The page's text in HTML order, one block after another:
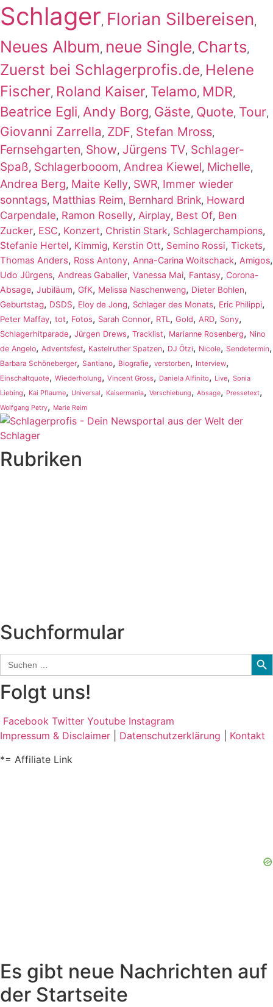
Schlager, Florian Silbereisen,
Neues Album, neue Single, Charts,
Zuerst bei Schlagerprofis.de, Helene
Fischer, Roland Kaiser, Telamo, MDR,
Beatrice Egli, Andy Borg, Gäste, Quote, Tour,
Giovanni Zarrella, ZDF, Stefan Mross,
Fernsehgarten, Show, Jürgens TV, Schlager-
Spaß, Schlagerbooom, Andrea Kiewel, Michelle,
Andrea Berg, Maite Kelly, SWR, Immer wieder
sonntags, Matthias Reim, Bernhard Brink, Howard
Carpendale, Ramon Roselly, Airplay, Best Of, Ben
Zucker, ESC, Konzert, Christin Stark, Schlagerchampions,
Stefanie Hertel, Kimmig, Kerstin Ott, Semino Rossi, Tickets,
Thomas Anders, Ross Antony, Anna-Carina Woitschack, Amigos,
Udo Jürgens, Andreas Gabalier, Vanessa Mai, Fantasy, Corona-
Absage, Jubiläum, GfK, Melissa Naschenweng, Dieter Bohlen,
Geburtstag, DSDS, Eloy de Jong, Schlager des Monats, Eric Philippi,
Peter Maffay, tot, Fotos, Sarah Connor, RTL , Gold, ARD, Sony,
Schlagerhitparade, Jürgen Drews, Tracklist, Marianne Rosenberg, Nino
de Angelo, Adventsfest, Kastelruther Spatzen, DJ Ötzi, Nicole, Sendetermin,
Barbara Schöneberger, Santiano, Biografie, verstorben, Interview,
Einschaltquote, Wiederholung, Vincent Gross, Daniela Alfinito, Live, Sonia
Liebing, Kai Pflaume, Universal, Kaisermania, Verschiebung, Absage, Pressetext,
Wolfgang Petry, Marie Reim
Rubriken
Suchformular
Search
for:
Folgt uns!
Facebook Twitter Youtube Instagram
Impressum & Disclaimer
Datenschutzerklärung
Kontakt
*= Affiliate Link
Es gibt neue Nachrichten auf
der Startseite